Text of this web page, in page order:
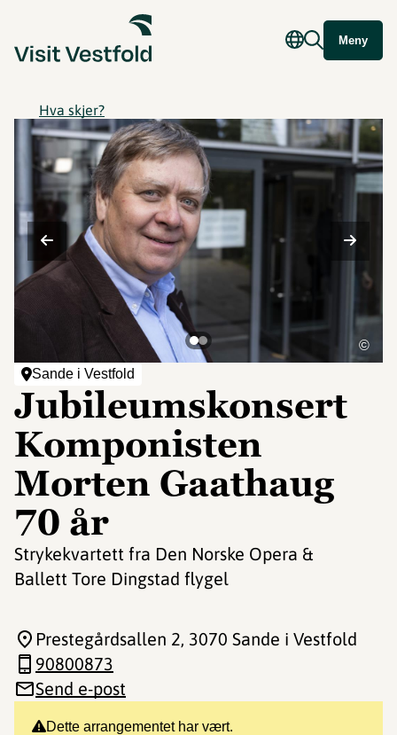
Meny
Hva skjer?
Sande i Vestfold
Jubileumskonsert
Komponisten
Morten Gaathaug
70 år
Strykekvartett fra Den Norske Opera &
Ballett Tore Dingstad flygel
©
Dette arrangementet har vært.
Prestegårdsallen 2, 3070 Sande i Vestfold
90800873
Send e-post